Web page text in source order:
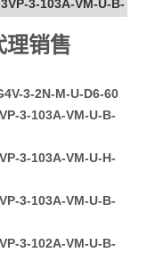
3-103A-VM-U-B-
理销售
3-2N-M-U-D6-60
3-103A-VM-U-B-
3-103A-VM-U-H-
3-103A-VM-U-B-
3-102A-VM-U-B-